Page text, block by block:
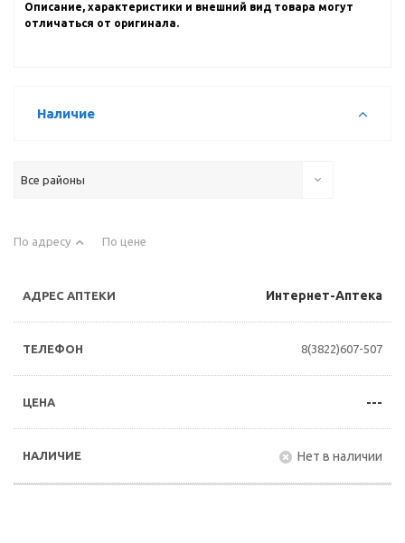
Описание, характеристики и внешний вид товара могут
отличаться от оригинала.
Наличие
Все районы
По адресу По цене
Интернет-Аптека
8(3822)607-507
---
Нет в наличии